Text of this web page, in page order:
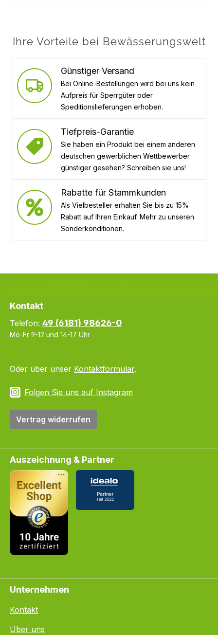
Ihre Vorteile bei Bewässerungswelt
Günstiger Versand
Bei Online-Bestellungen wird bei uns kein
Aufpreis für Sperrgüter oder
Speditionslieferungen erhoben.
Tiefpreis-Garantie
Sie haben ein Produkt bei einem anderen
deutschen gewerblichen Wettbewerber
günstiger gesehen? Schreiben sie uns!
Rabatte für Stammkunden
Als Vielbesteller erhalten Sie bis zu 15%
Rabatt auf Ihren Einkauf. Mehr zu unseren
Sonderkonditionen.
Kontakt
Telefon: 49 (6181) 98626-0
Mo-Fr 9-12 und 14-17 Uhr
Oder über unser Kontaktformular.
Folgen Sie uns auf Instagram
Vertrag widerrufen
Auszeichnung & Partner
Unternehmen
Kontakt
Über uns